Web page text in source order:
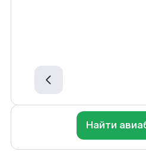
Найти